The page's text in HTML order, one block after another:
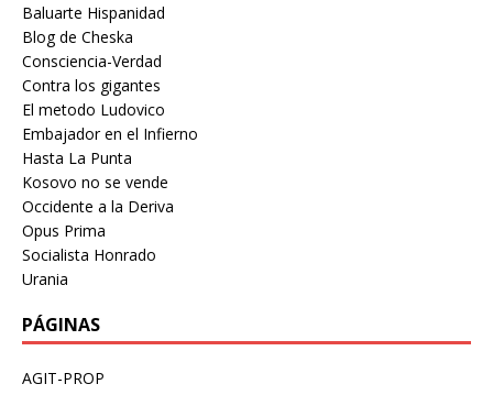
Baluarte Hispanidad
Blog de Cheska
Consciencia-Verdad
Contra los gigantes
El metodo Ludovico
Embajador en el Infierno
Hasta La Punta
Kosovo no se vende
Occidente a la Deriva
Opus Prima
Socialista Honrado
Urania
PÁGINAS
AGIT-PROP